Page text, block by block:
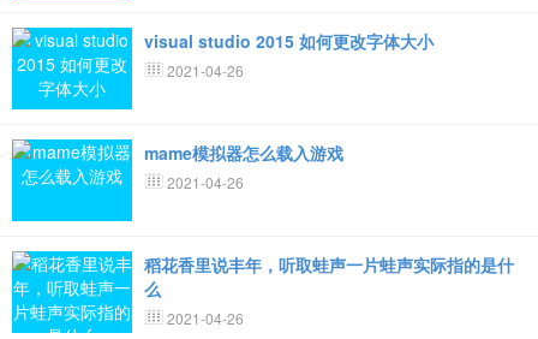
visual studio 2015 如何更改字体大小
2021-04-26
mame模拟器怎么载入游戏
2021-04-26
稻花香里说丰年，听取蛙声一片蛙声实际指的是什
么
2021-04-26